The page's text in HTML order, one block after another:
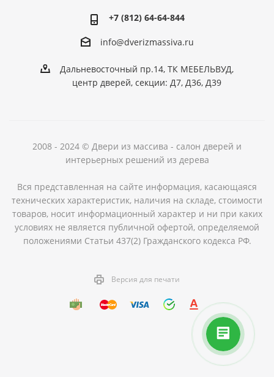
+7 (812) 64-64-844
info@dverizmassiva.ru
Дальневосточный пр.14, ТК МЕБЕЛЬВУД,
центр дверей, секции: Д7, Д36, Д39
2008 - 2024 © Двери из массива - салон дверей и
интерьерных решений из дерева
Вся представленная на сайте информация, касающаяся
технических характеристик, наличия на складе, стоимости
товаров, носит информационный характер и ни при каких
условиях не является публичной офертой, определяемой
положениями Статьи 437(2) Гражданского кодекса РФ.
Версия для печати